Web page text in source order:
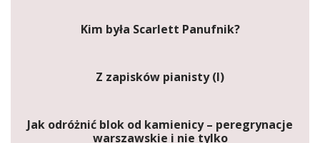
Kim była Scarlett Panufnik?
Z zapisków pianisty (I)
Jak odróżnić blok od kamienicy – peregrynacje
warszawskie i nie tylko